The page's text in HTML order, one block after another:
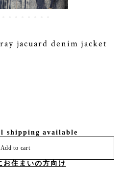
jacuard denim jacket
shipping available
Add to cart
お住まいの方向け